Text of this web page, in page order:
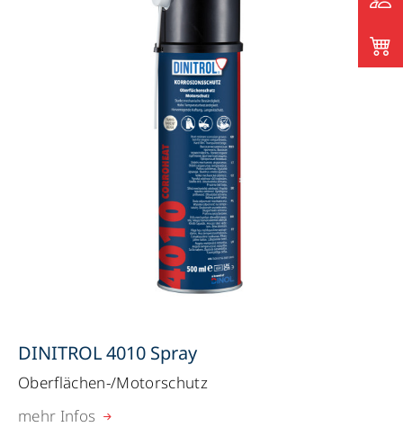
DINITROL 4010 Spray
Oberflächen-/Motorschutz
mehr Infos